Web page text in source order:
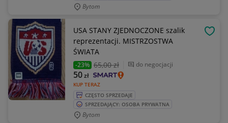
Bytom
USA STANY ZJEDNOCZONE szalik
reprezentacji. MISTRZOSTWA
ŚWIATA
-23% 65,00 zł do negocjacji
KUP TERAZ
50zł
CZĘSTO SPRZEDAJE
SPRZEDAJĄCY: OSOBA PRYWATNA
Bytom